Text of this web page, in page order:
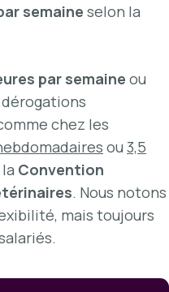
semaine selon la
par semaine ou
dérogations
chez les
ou 3,5
Convention
. Nous notons
mais toujours